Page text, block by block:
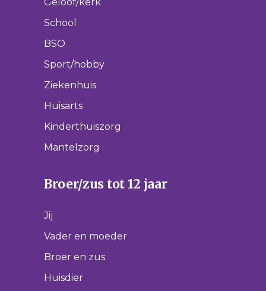
School
BSO
Sport/hobby
Ziekenhuis
Huisarts
Kinderthuiszorg
Mantelzorg
Broer/zus tot 12 jaar
Jij
Vader en moeder
Broer en zus
Huisdier